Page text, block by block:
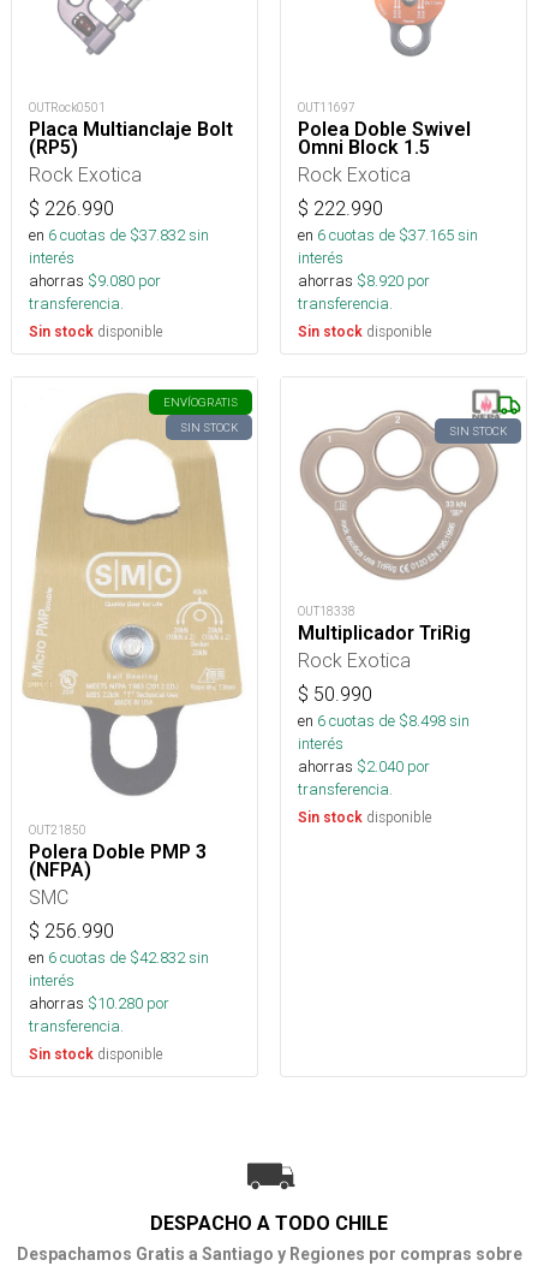
OUTRock0501
Placa Multianclaje Bolt
(RP5)
Rock Exotica
$ 226.990
en 6cuotas de $37.832sin
interés
ahorras $9.080 por
transferencia.
Sin stock disponible
OUT11697
Polea Doble Swivel
Omni Block 1.5
Rock Exotica
$ 222.990
en 6cuotas de $37.165sin
interés
ahorras $8.920 por
transferencia.
Sin stock disponible
ENVÍOGRATIS
SIN STOCK
OUT21850
Polera Doble PMP 3
(NFPA)
SMC
$ 256.990
en 6cuotas de $42.832sin
interés
ahorras $10.280 por
transferencia.
Sin stock disponible
SIN STOCK
OUT18338
Multiplicador TriRig
Rock Exotica
$ 50.990
en 6cuotas de $8.498sin
interés
ahorras $2.040 por
transferencia.
Sin stock disponible
DESPACHO A TODO CHILE
Despachamos Gratis a Santiago y Regiones por compras sobre